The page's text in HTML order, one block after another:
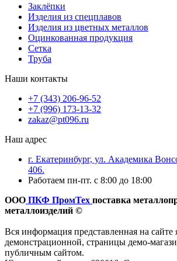
Заклёпки
Изделия из спецплавов
Изделия из цветных металлов
Оцинкованная продукция
Сетка
Труба
Наши контакты
+7 (343) 206-96-52
+7 (996) 173-13-32
zakaz@pt096.ru
Наш адрес
г. Екатеринбург, ул. Академика
406.
Работаем пн-пт. с 8:00 до 18:00
ООО ПКФ ПромТех поставка
металлоизделий ©
Вся информация представленная на сайте
демонстрационной, страницы демо-
публичным сайтом.